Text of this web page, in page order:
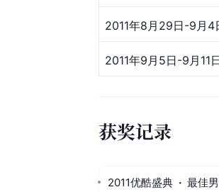
2011年8月29日-9月4
2011年9月5日-9月11
获奖记录
2011优酷盛典 · 最佳